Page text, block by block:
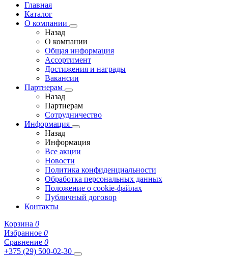
Главная
Каталог
О компании
Назад
О компании
Общая информация
Ассортимент
Достижения и награды
Вакансии
Партнерам
Назад
Партнерам
Сотрудничество
Информация
Назад
Информация
Все акции
Новости
Политика конфиденциальности
Обработка персональных данных
Положение о cookie-файлах
Публичный договор
Контакты
Корзина 0
Избранное 0
Сравнение 0
+375 (29) 500-02-30